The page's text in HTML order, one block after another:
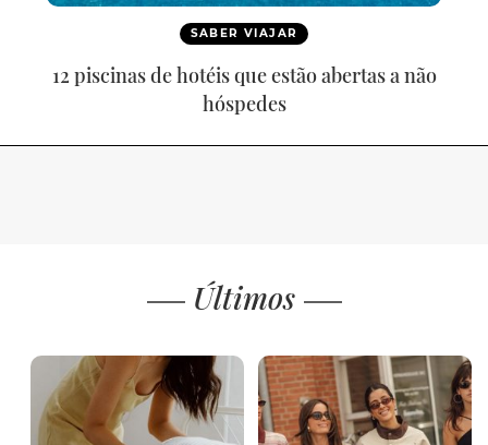
SABER VIAJAR
12 piscinas de hotéis que estão abertas a não
hóspedes
Últimos